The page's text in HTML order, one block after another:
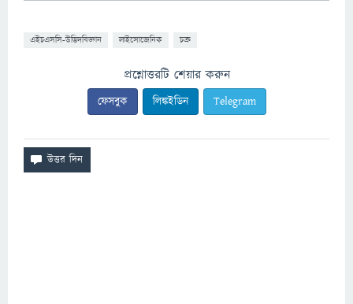
এইচএসসি-উদ্ভিদবিজ্ঞান লাইসোজেনিক চক্র
প্রশ্নোত্তরটি শেয়ার করুন
ফেসবুক লিঙ্কইডিন Telegram